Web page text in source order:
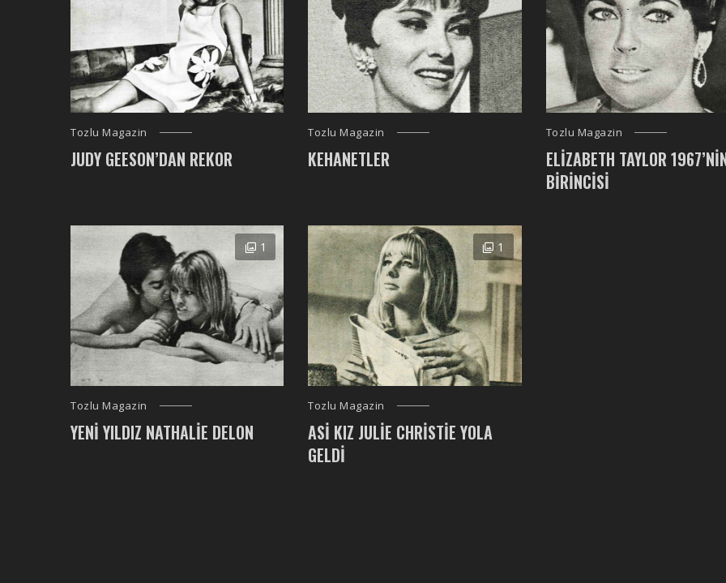
Tozlu Magazin
JUDY GEESON’DAN REKOR
Tozlu Magazin
KEHANETLER
Tozlu Magazin
ELIZABETH TAYLOR
BIRINCISI
1
Tozlu Magazin
YENI YILDIZ NATHALIE DELON
1
Tozlu Magazin
ASI KIZ JULIE CHRISTIE YOLA
GELDI